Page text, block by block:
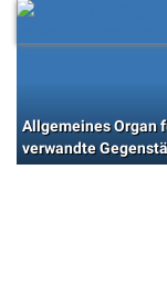
Allgemeines Organ
verwandte